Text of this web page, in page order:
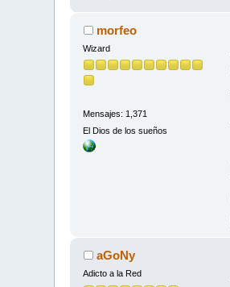
morfeo
Wizard
Mensajes: 1,371
El Dios de los sueños
aGoNy
Adicto a la Red